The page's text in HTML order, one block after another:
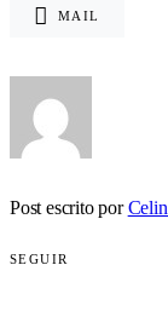
MAIL
Post escrito por
SEGUIR